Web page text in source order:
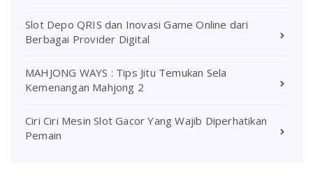
Slot Depo QRIS dan Inovasi Game Online dari
Berbagai Provider Digital
MAHJONG WAYS : Tips Jitu Temukan Sela
Kemenangan Mahjong 2
Ciri Ciri Mesin Slot Gacor Yang Wajib Diperhatikan
Pemain